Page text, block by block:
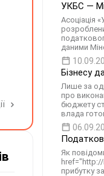
УКБС —
Асоціація
даними
Бізнесу
Лише за
про
бюджету
влада
Як
прибутку